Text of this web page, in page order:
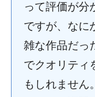
って評価が分
ですが、なに
雑な作品だっ
でクオリティ
もしれません